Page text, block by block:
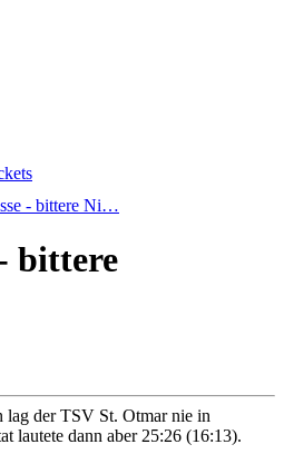
- bittere Ni…
bittere
lag der TSV St. Otmar nie in
lautete dann aber 25:26 (16:13).